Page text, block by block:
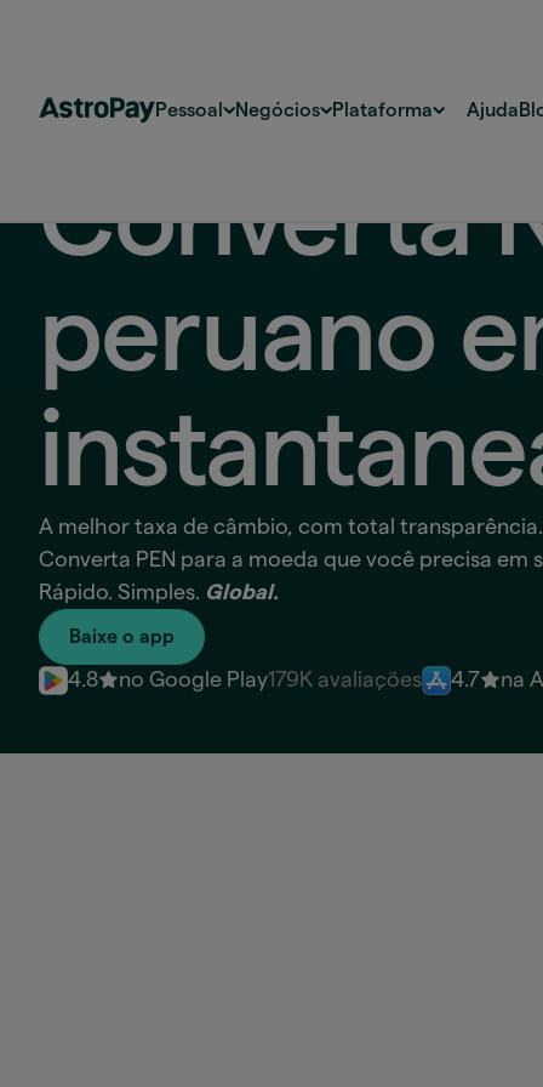
Pessoal Negócios Plataforma Ajuda
Converta
peruano
A melhor taxa de câmbio, com total transparência.
Converta PEN para a moeda que você precisa em
Rápido. Simples. Global.
Baixe o app
4.8 no Google Play179K avaliações 4.7 na